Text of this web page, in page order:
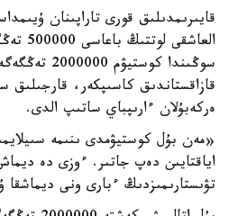
قايىرىمدىلىق قورى تاراپىنان
سوڭىندا
قازاقستاندىق كاسىپكەر، قارجىلىق
ەركەبۇلان ءارىپباي ساتىپ الدى.
اياقتايىن دەپ جاتىر. ءوزى دە
تۋىستارىمىزدىڭ ءبارى ونى